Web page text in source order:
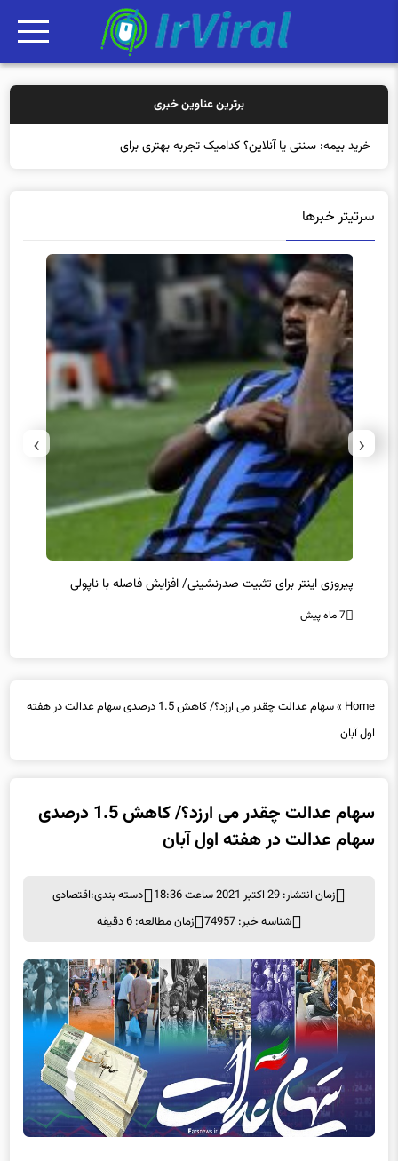
برترین عناوین خبری
خرید بیمه: سنتی یا آنلاین؟ کدامیک تجربه بهتری برای مشتریان ایجا
سرتیتر خبرها
پیروزی اینتر برای تثبیت صدرنشینی/ افزایش فاصله با ناپولی
7 ماه پیش
‹
›
Home
»
سهام عدالت چقدر می ارزد؟/ کاهش 1.5 درصدی سهام عدالت در هفته
اول آبان
سهام عدالت چقدر می ارزد؟/ کاهش 1.5 درصدی
سهام عدالت در هفته اول آبان
زمان انتشار: 29 اکتبر 2021 ساعت 18:36 دسته بندی:اقتصادی
شناسه خبر: 74957
زمان مطالعه: 6 دقیقه